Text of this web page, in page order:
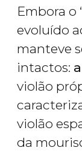
Embora o
evoluído
manteve
intactos:
violão
violão
da